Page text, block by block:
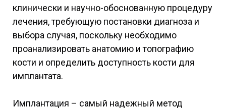
клинически и научно-обоснованную процедуру
лечения, требующую постановки диагноза и
выбора случая, поскольку необходимо
проанализировать анатомию и топографию
кости и определить доступность кости для
имплантата.
Имплантация – самый надежный метод